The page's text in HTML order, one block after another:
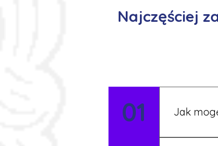
Najczęściej
01 Jak
Możesz